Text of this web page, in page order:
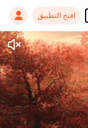
افتح التطبيق